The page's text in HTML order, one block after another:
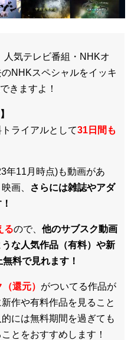
人気テレビ番組・NHKオ
NHKスペシャルをイッキ
きますよ！
ライアルとして31日間も
年11月時点)も動画があ
画、
さらには雑誌やアダ
るので、 他のサブスク動画
な人気作品（有料）や新
料で見れます！
還元） がついてる作品が
作や有料作品を見ること
には無料期間を過ぎても
とをおすすめします！